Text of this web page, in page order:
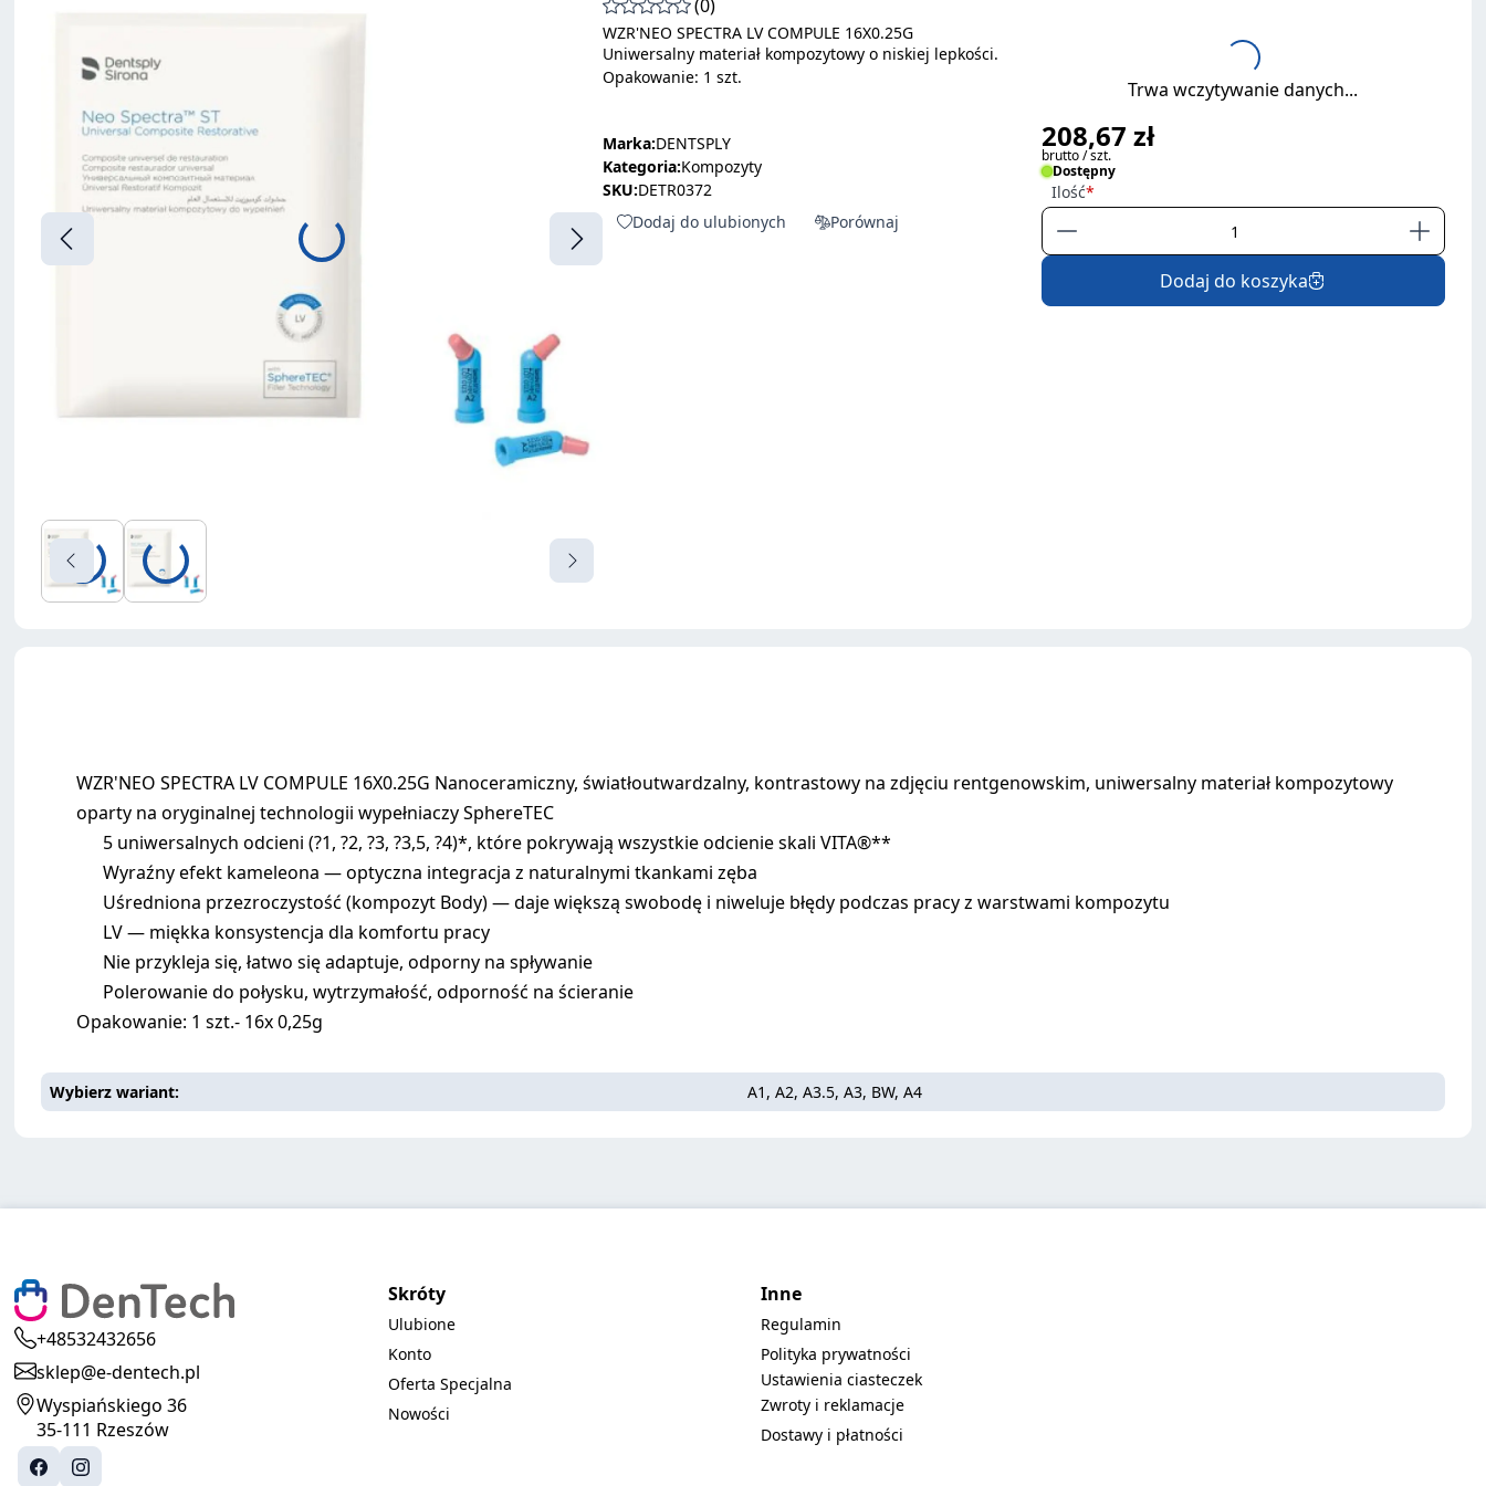
(0)
WZR'NEO SPECTRA LV COMPULE 16X0.25G
Uniwersalny materiał kompozytowy o niskiej lepkości.
Opakowanie: 1 szt.
Marka:DENTSPLY
Kategoria:Kompozyty
SKU:DETR0372
Dodaj do ulubionych
Porównaj
Trwa wczytywanie danych...
208,67 zł
brutto / szt.
Dostępny
Ilość
Dodaj do koszyka
WZR'NEO SPECTRA LV COMPULE 16X0.25G Nanoceramiczny, światłoutwardzalny, kontrastowy na zdjęciu rentgenowskim, uniwersalny materiał kompozytowy
oparty na oryginalnej technologii wypełniaczy SphereTEC
5 uniwersalnych odcieni (?1, ?2, ?3, ?3,5, ?4)*, które pokrywają wszystkie odcienie skali VITA®**
Wyraźny efekt kameleona — optyczna integracja z naturalnymi tkankami zęba
Uśredniona przezroczystość (kompozyt Body) — daje większą swobodę i niweluje błędy podczas pracy z warstwami kompozytu
LV — miękka konsystencja dla komfortu pracy
Nie przykleja się, łatwo się adaptuje, odporny na spływanie
Polerowanie do połysku, wytrzymałość, odporność na ścieranie
Opakowanie: 1 szt.- 16x 0,25g
Wybierz wariant A1, A2, A3.5, A3, BW, A4
+48532432656
sklep@e-dentech.pl
Wyspiańskiego 36
35-111 Rzeszów
Skróty
Ulubione
Konto
Oferta Specjalna
Nowości
Inne
Regulamin
Polityka prywatności
Ustawienia ciasteczek
Zwroty i reklamacje
Dostawy i płatności